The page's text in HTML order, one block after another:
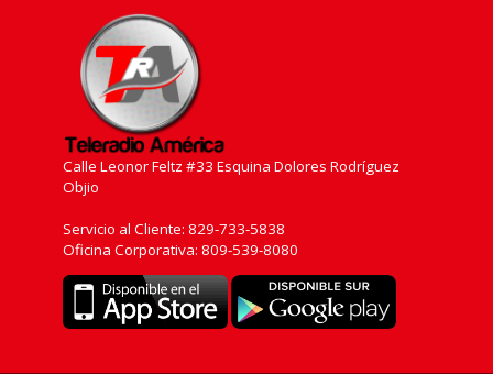
Calle Leonor Feltz #33 Esquina Dolores Rodríguez
Objio
Servicio al Cliente: 829-733-5838
Oficina Corporativa: 809-539-8080